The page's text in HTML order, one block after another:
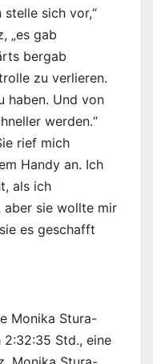
stelle sich vor,“
„es gab
bergab
zu verlieren.
haben. Und von
werden.“
rief mich
Handy an. Ich
als ich
aber sie wollte mir
es geschafft
Monika Stura-
2:32:35 Std., eine